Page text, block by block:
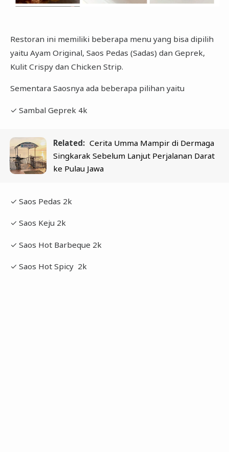
Restoran ini memiliki beberapa menu yang bisa dipilih
yaitu Ayam Original, Saos Pedas (Sadas) dan Geprek,
Kulit Crispy dan Chicken Strip.
Sementara Saosnya ada beberapa pilihan yaitu
✓ Sambal Geprek 4k
Related: Cerita Umma Mampir di Dermaga
Singkarak Sebelum Lanjut Perjalanan Darat
ke Pulau Jawa
✓ Saos Pedas 2k
✓ Saos Keju 2k
✓ Saos Hot Barbeque 2k
✓ Saos Hot Spicy 2k